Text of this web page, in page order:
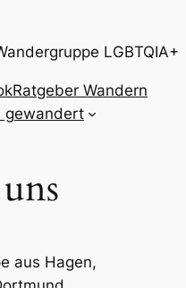
LGBTQIA+
Ratgeber Wandern
gewandert
aus Hagen,